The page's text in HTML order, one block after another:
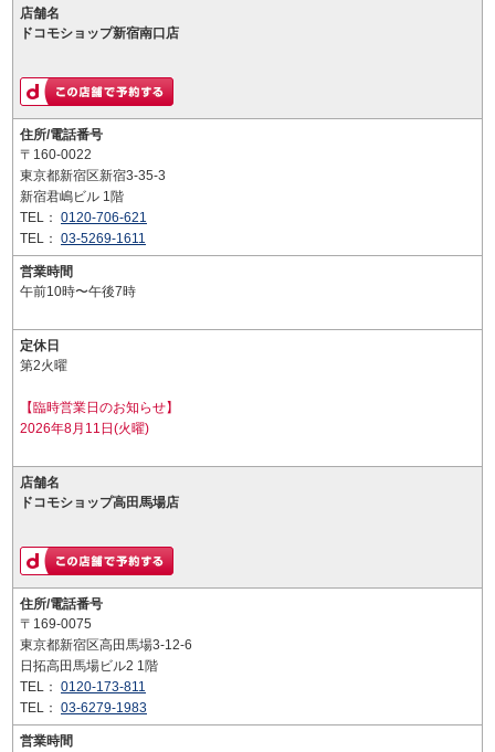
店舗名
ドコモショップ新宿南口店
住所/電話番号
〒160-0022
東京都新宿区新宿3-35-3
新宿君嶋ビル 1階
TEL： 0120-706-621
TEL： 03-5269-1611
営業時間
午前10時〜午後7時
定休日
第2火曜
【臨時営業日のお知らせ】
2026年8月11日(火曜)
店舗名
ドコモショップ高田馬場店
住所/電話番号
〒169-0075
東京都新宿区高田馬場3-12-6
日拓高田馬場ビル2 1階
TEL： 0120-173-811
TEL： 03-6279-1983
営業時間